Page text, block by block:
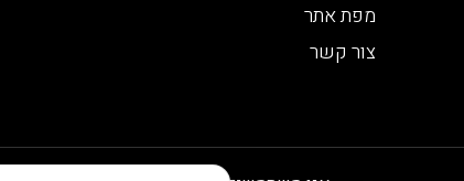
מפת אתר
צור קשר